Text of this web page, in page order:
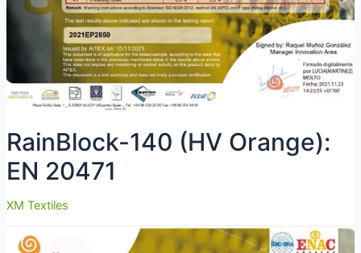
RainBlock-140 (HV Orange):
EN 20471
XM Textiles